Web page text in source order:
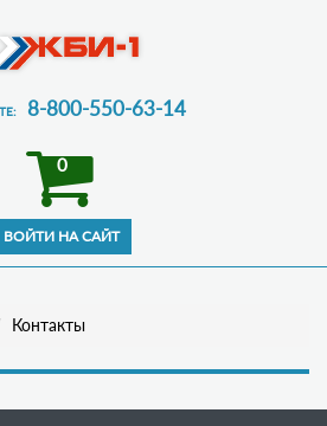
8-800-550-63-14
0
Контакты